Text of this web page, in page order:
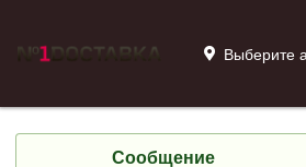
Выберите
Сообщение